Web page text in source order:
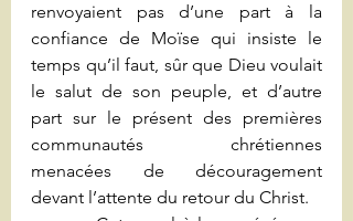
renvoyaient pas d’une part à la
confiance de Moïse qui insiste le
temps qu’il faut, sûr que Dieu voulait
le salut de son peuple, et d’autre
part sur le présent des premières
communautés chrétiennes
menacées de découragement
devant l’attente du retour du Christ.